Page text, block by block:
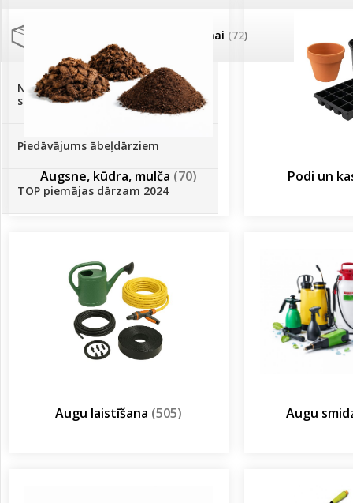
Palīglīdzekļi augu audzēšanai (72)
Klientu Diena
Novatec - izcils mēslošanai arī
sezonas otrajā pusē!
Piedāvājums ābeļdārziem
TOP piemājas dārzam 2024
Augsne, kūdra, mulča (70) Podi un
Augu laistīšana (505) Augu